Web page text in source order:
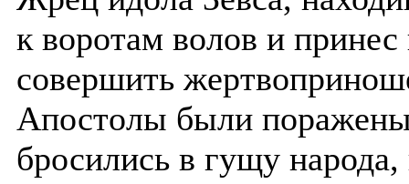
к воротам волов и
совершить
Апостолы были
бросились в гущу